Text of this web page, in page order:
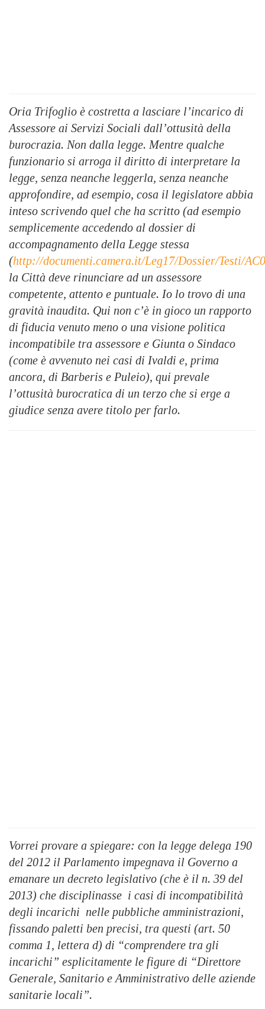
Oria Trifoglio è costretta a lasciare l’incarico di
Assessore ai Servizi Sociali dall’ottusità della
burocrazia. Non dalla legge. Mentre qualche
funzionario si arroga il diritto di interpretare la
legge, senza neanche leggerla, senza neanche
approfondire, ad esempio, cosa il legislatore abbia
inteso scrivendo quel che ha scritto (ad esempio
semplicemente accedendo al dossier di
accompagnamento della Legge stessa
(http://documenti.camera.it/Leg17/Dossier/Testi/
la Città deve rinunciare ad un assessore
competente, attento e puntuale. Io lo trovo di una
gravità inaudita. Qui non c’è in gioco un rapporto
di fiducia venuto meno o una visione politica
incompatibile tra assessore e Giunta o Sindaco
(come è avvenuto nei casi di Ivaldi e, prima
ancora, di Barberis e Puleio), qui prevale
l’ottusità burocratica di un terzo che si erge a
giudice senza avere titolo per farlo.
Vorrei provare a spiegare: con la legge delega 190
del 2012 il Parlamento impegnava il Governo a
emanare un decreto legislativo (che è il n. 39 del
2013) che disciplinasse i casi di incompatibilità
degli incarichi nelle pubbliche amministrazioni,
fissando paletti ben precisi, tra questi (art. 50
comma 1, lettera d) di “comprendere tra gli
incarichi” esplicitamente le figure di “Direttore
Generale, Sanitario e Amministrativo delle aziende
sanitarie locali”.